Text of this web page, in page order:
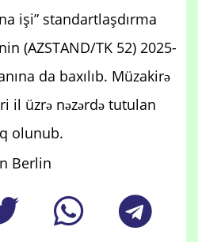
işi” standartlaşdırma
(AZSTAND/TK 52) 2025-
da baxılıb. Müzakirə
il üzrə nəzərdə tutulan
olunub.